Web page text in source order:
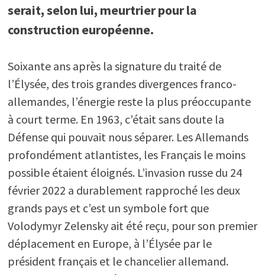
serait, selon lui, meurtrier pour la
construction européenne.
Soixante ans après la signature du traité de
l’Élysée, des trois grandes divergences franco-
allemandes, l’énergie reste la plus préoccupante
à court terme. En 1963, c’était sans doute la
Défense qui pouvait nous séparer. Les Allemands
profondément atlantistes, les Français le moins
possible étaient éloignés. L’invasion russe du 24
février 2022 a durablement rapproché les deux
grands pays et c’est un symbole fort que
Volodymyr Zelensky ait été reçu, pour son premier
déplacement en Europe, à l’Élysée par le
président français et le chancelier allemand.